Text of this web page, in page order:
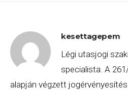
kesettagepem
Légi utasjogi
specialista. A
alapján végzett